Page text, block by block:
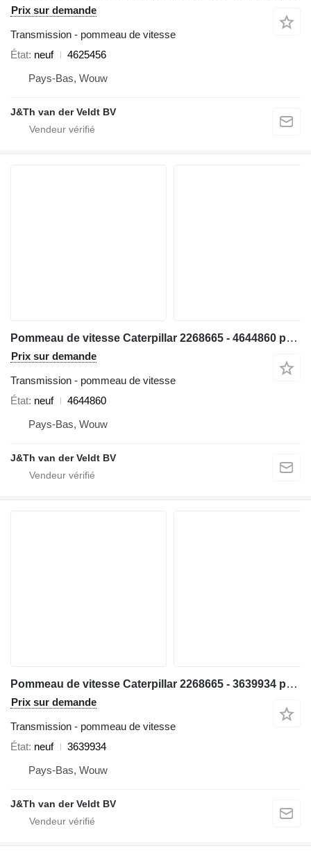
Prix sur demande
Transmission - pommeau de vitesse
État neuf
4625456
Pays-Bas, Wouw
J&Th van der Veldt BV
Pommeau de vitesse Caterpillar 2268665 - 4644860 pour matériel de TP 980H 950GII 980GII 962GII 972GII 966GII
Prix sur demande
Transmission - pommeau de vitesse
État neuf
4644860
Pays-Bas, Wouw
J&Th van der Veldt BV
Pommeau de vitesse Caterpillar 2268665 - 3639934 pour matériel de TP 980H 950GII 980GII 962GII 972GII 966GII
Prix sur demande
Transmission - pommeau de vitesse
État neuf
3639934
Pays-Bas, Wouw
J&Th van der Veldt BV